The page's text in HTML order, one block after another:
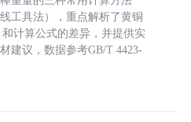
工具法），重点解析了黄铜
和计算公式的差异，并提供实
建议，数据参考GB/T 4423-